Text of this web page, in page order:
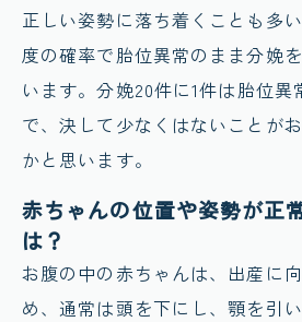
正しい姿勢に落ち着くことも多
度の確率で胎位異常のまま分娩
います。分娩20件に1件は胎位異
で、決して少なくはないことが
かと思います。
赤ちゃんの位置や姿勢が正
は？
お腹の中の赤ちゃんは、出産に
め、通常は頭を下にし、顎を引